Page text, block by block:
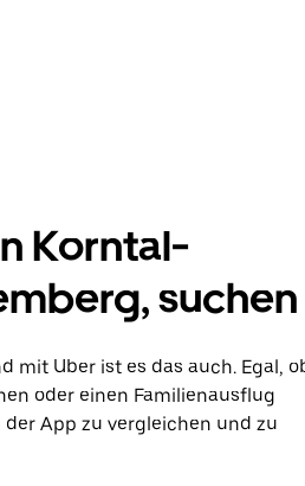
Korntal-
suchen
mit Uber ist es das auch. Egal,
oder einen Familienausflug
App zu vergleichen und zu